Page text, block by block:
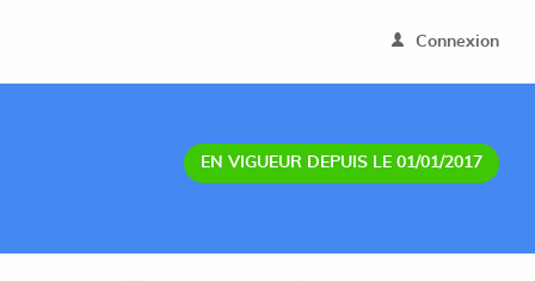
Connexion
EN VIGUEUR DEPUIS LE 01/01/2017